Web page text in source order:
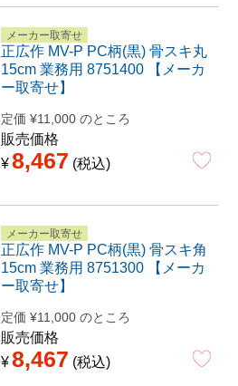
メーカー取寄せ
正広作 MV-P PC柄(黒) 骨スキ丸
15cm 業務用 8751400 【メーカ
ー取寄せ】
定価 ¥11,000 のところ
販売価格
¥8,467 税込
メーカー取寄せ
正広作 MV-P PC柄(黒) 骨スキ角
15cm 業務用 8751300 【メーカ
ー取寄せ】
定価 ¥11,000 のところ
販売価格
¥8,467 税込